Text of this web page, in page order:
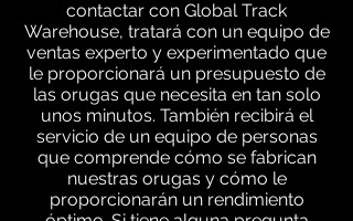
contactar con Global Track
Warehouse, tratará con un equipo de
ventas experto y experimentado que
le proporcionará un presupuesto de
las orugas que necesita en tan solo
unos minutos. También recibirá el
servicio de un equipo de personas
que comprende cómo se fabrican
nuestras orugas y cómo le
proporcionarán un rendimiento